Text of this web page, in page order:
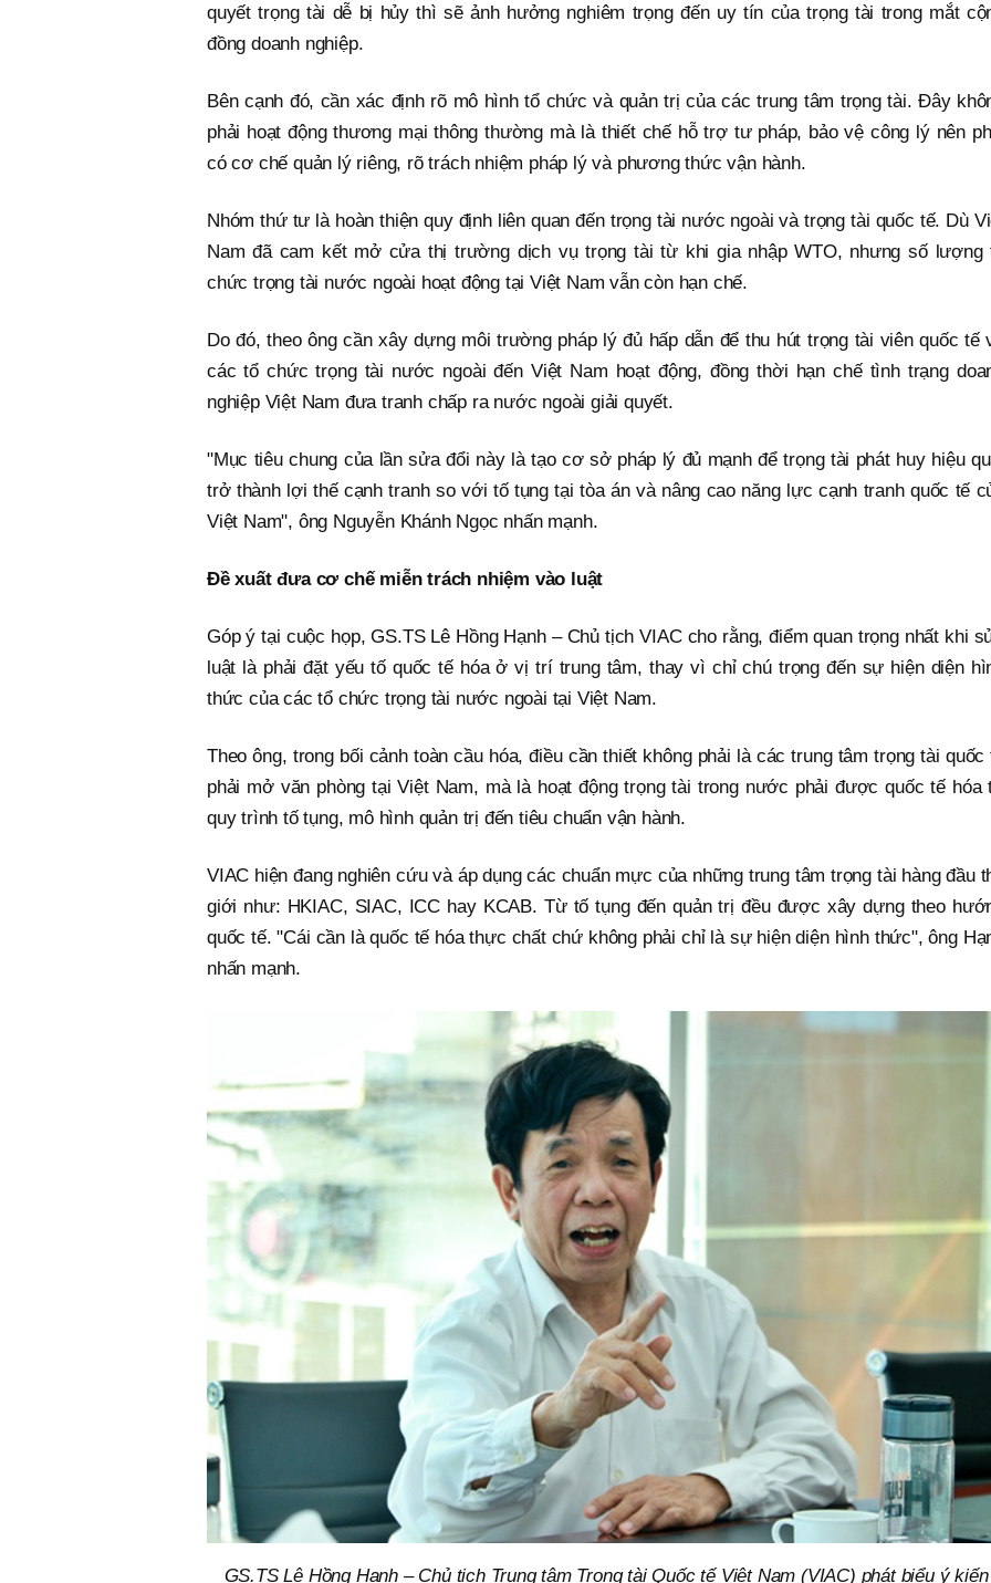
quyết trọng tài dễ bị hủy thì sẽ ảnh hưởng nghiêm trọng đến uy tín của trọng tài trong mắt
đồng doanh nghiệp.
Bên cạnh đó, cần xác định rõ mô hình tổ chức và quản trị của các trung tâm trọng tài. Đây
phải hoạt động thương mại thông thường mà là thiết chế hỗ trợ tư pháp, bảo vệ công lý nên
có cơ chế quản lý riêng, rõ trách nhiệm pháp lý và phương thức vận hành.
Nhóm thứ tư là hoàn thiện quy định liên quan đến trọng tài nước ngoài và trọng tài quốc tế. Dù
Nam đã cam kết mở cửa thị trường dịch vụ trọng tài từ khi gia nhập WTO, nhưng số lượng
chức trọng tài nước ngoài hoạt động tại Việt Nam vẫn còn hạn chế.
Do đó, theo ông cần xây dựng môi trường pháp lý đủ hấp dẫn để thu hút trọng tài viên quốc tế
các tổ chức trọng tài nước ngoài đến Việt Nam hoạt động, đồng thời hạn chế tình trạng
nghiệp Việt Nam đưa tranh chấp ra nước ngoài giải quyết.
"Mục tiêu chung của lần sửa đổi này là tạo cơ sở pháp lý đủ mạnh để trọng tài phát huy hiệu
trở thành lợi thế cạnh tranh so với tố tụng tại tòa án và nâng cao năng lực cạnh tranh quốc tế
Việt Nam", ông Nguyễn Khánh Ngọc nhấn mạnh.
Đề xuất đưa cơ chế miễn trách nhiệm vào luật
Góp ý tại cuộc họp, GS.TS Lê Hồng Hạnh – Chủ tịch VIAC cho rằng, điểm quan trọng nhất khi
luật là phải đặt yếu tố quốc tế hóa ở vị trí trung tâm, thay vì chỉ chú trọng đến sự hiện diện
thức của các tổ chức trọng tài nước ngoài tại Việt Nam.
Theo ông, trong bối cảnh toàn cầu hóa, điều cần thiết không phải là các trung tâm trọng tài quốc
phải mở văn phòng tại Việt Nam, mà là hoạt động trọng tài trong nước phải được quốc tế hóa
quy trình tố tụng, mô hình quản trị đến tiêu chuẩn vận hành.
VIAC hiện đang nghiên cứu và áp dụng các chuẩn mực của những trung tâm trọng tài hàng đầu
giới như: HKIAC, SIAC, ICC hay KCAB. Từ tố tụng đến quản trị đều được xây dựng theo
quốc tế. "Cái cần là quốc tế hóa thực chất chứ không phải chỉ là sự hiện diện hình thức", ông
nhấn mạnh.
GS.TS Lê Hồng Hạnh – Chủ tịch Trung tâm Trọng tài Quốc tế Việt Nam (VIAC) phát biểu ý kiến